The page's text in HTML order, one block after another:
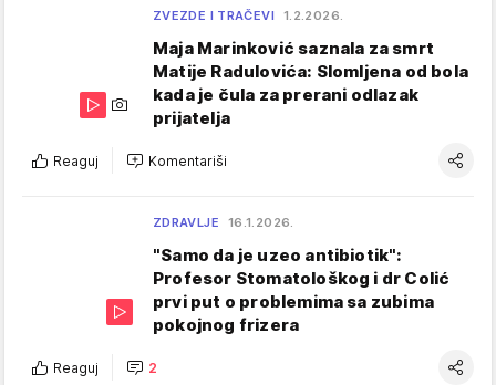
ZVEZDE I TRAČEVI 1.2.2026.
Maja Marinković saznala za smrt
Matije Radulovića: Slomljena od bola
kada je čula za prerani odlazak
prijatelja
Reaguj Komentariši
ZDRAVLJE 16.1.2026.
"Samo da je uzeo antibiotik":
Profesor Stomatološkog i dr Colić
prvi put o problemima sa zubima
pokojnog frizera
Reaguj 2